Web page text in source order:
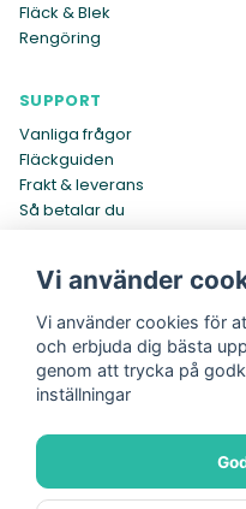
Fläck & Blek
Rengöring
SUPPORT
Vanliga frågor
Fläckguiden
Frakt & leverans
Så betalar du
Om oss
Köpvillkor
Cookies
Integritetspolicy
Returer
Vi använder
Vi använder cookies för
och erbjuda dig bästa
genom att trycka på
inställningar